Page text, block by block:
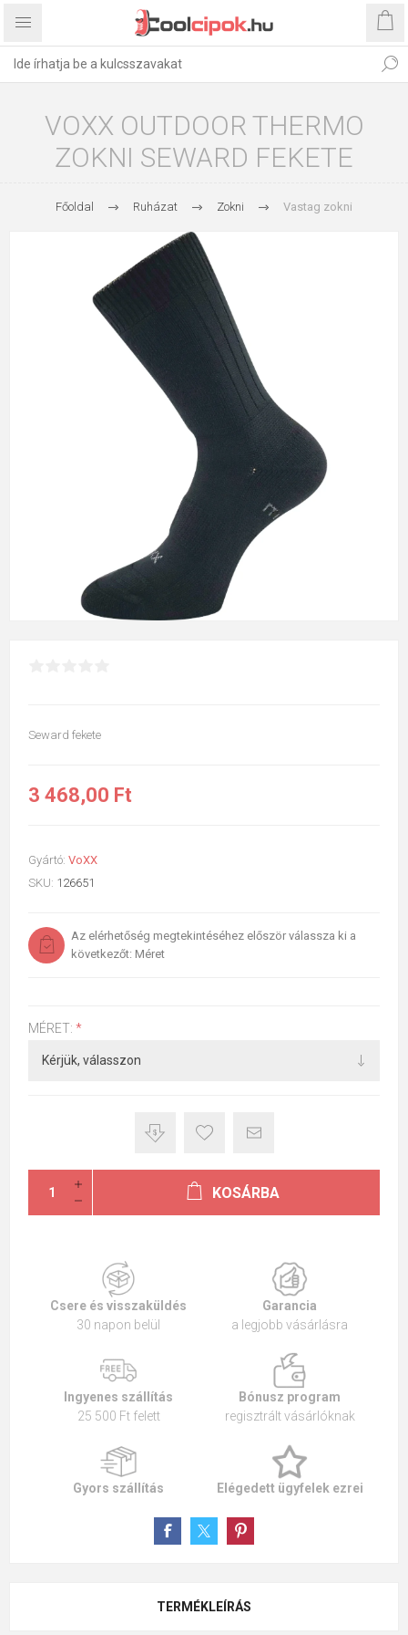
VOXX OUTDOOR THERMO
ZOKNI SEWARD FEKETE
Főoldal Ruházat Zokni Vastag zokni
Seward fekete
3 468,00 Ft
Gyártó: VoXX
SKU: 126651
Az elérhetőség megtekintéséhez először válassza ki a
következőt: Méret
MÉRET: *
KOSÁRBA
Csere és visszaküldés
30 napon belül
Garancia
a legjobb vásárlásra
Ingyenes szállítás
25 500 Ft felett
Bónusz program
regisztrált vásárlóknak
Gyors szállítás Elégedett ügyfelek ezrei
TERMÉKLEÍRÁS